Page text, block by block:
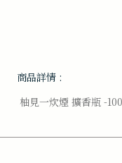
商品詳情 :
柚見一炊煙 擴香瓶 -